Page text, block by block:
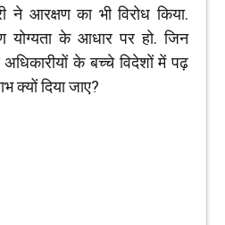
ने आरक्षण का भी विरोध किया.
योग्यता के आधार पर हो. जिन
के बच्चे विदेशों में पढ़
क्यों दिया जाए?